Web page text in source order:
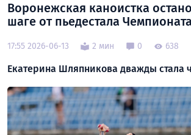
Воронежская каноистка
шаге от пьедестала
17:55 2026-06-13 2 мин 0 638
Екатерина Шляпникова дважды стала